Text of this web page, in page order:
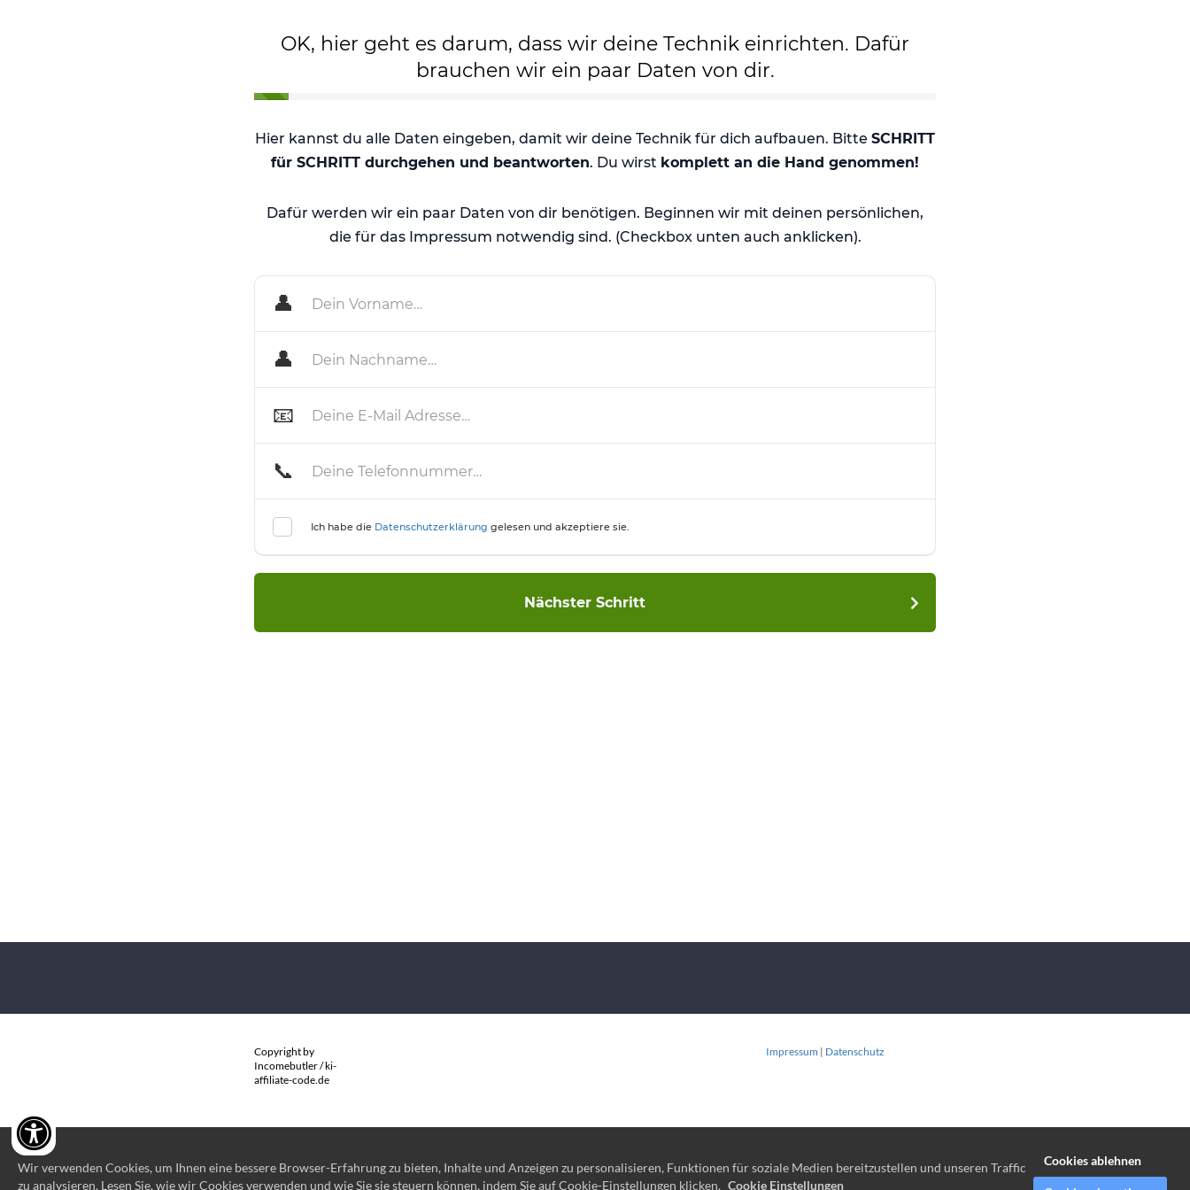
OK, hier geht es darum, dass wir deine Technik einrichten. Dafür
brauchen wir ein paar Daten von dir.
Copyright by
Incomebutler / ki-
affiliate-code.de
Impressum | Datenschutz
Wir verwenden Cookies, um Ihnen eine bessere Browser-Erfahrung zu bieten, Inhalte und Anzeigen zu personalisieren, Funktionen für soziale Medien bereitzustellen und unseren Traffic
zu analysieren. Lesen Sie, wie wir Cookies verwenden und wie Sie sie steuern können, indem Sie auf Cookie-Einstellungen klicken. Cookie Einstellungen
Cookies ablehnen